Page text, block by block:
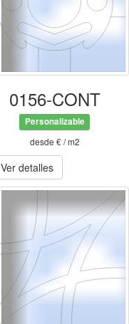
0156-CONT
Personalizable
desde € / m2
Ver detalles